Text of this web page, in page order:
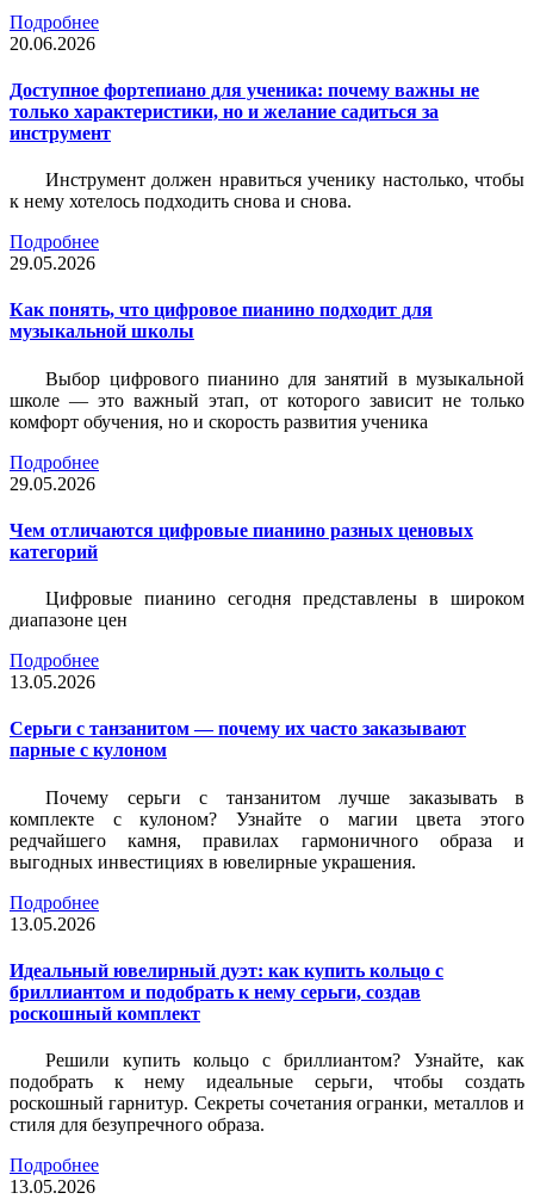
Подробнее
20.06.2026
Доступное фортепиано для ученика: почему важны не
только характеристики, но и желание садиться за
инструмент
Инструмент должен нравиться ученику настолько, чтобы
к нему хотелось подходить снова и снова.
Подробнее
29.05.2026
Как понять, что цифровое пианино подходит для
музыкальной школы
Выбор цифрового пианино для занятий в музыкальной
школе — это важный этап, от которого зависит не только
комфорт обучения, но и скорость развития ученика
Подробнее
29.05.2026
Чем отличаются цифровые пианино разных ценовых
категорий
Цифровые пианино сегодня представлены в широком
диапазоне цен
Подробнее
13.05.2026
Серьги с танзанитом — почему их часто заказывают
парные с кулоном
Почему серьги с танзанитом лучше заказывать в
комплекте с кулоном? Узнайте о магии цвета этого
редчайшего камня, правилах гармоничного образа и
выгодных инвестициях в ювелирные украшения.
Подробнее
13.05.2026
Идеальный ювелирный дуэт: как купить кольцо с
бриллиантом и подобрать к нему серьги, создав
роскошный комплект
Решили купить кольцо с бриллиантом? Узнайте, как
подобрать к нему идеальные серьги, чтобы создать
роскошный гарнитур. Секреты сочетания огранки, металлов и
стиля для безупречного образа.
Подробнее
13.05.2026